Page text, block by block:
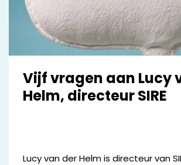
Vijf vragen aan Lucy
Helm, directeur SIRE
Lucy van der Helm is directeur van